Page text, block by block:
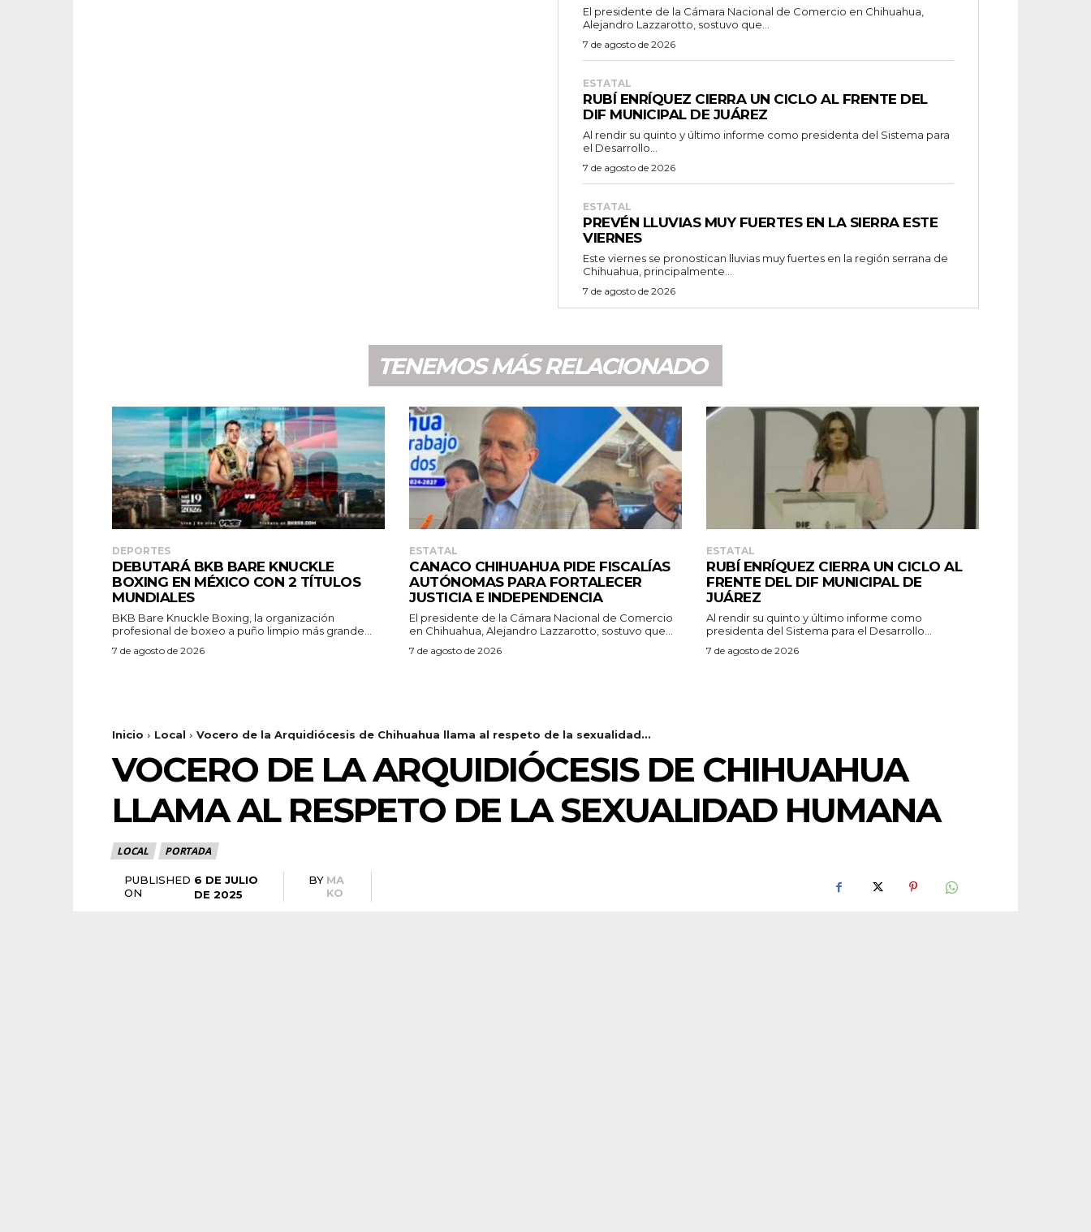
El presidente de la Cámara Nacional de Comercio en Chihuahua,
Alejandro Lazzarotto, sostuvo que...
7 de agosto de 2026
ESTATAL
RUBÍ ENRÍQUEZ CIERRA UN CICLO AL FRENTE DEL
DIF MUNICIPAL DE JUÁREZ
Al rendir su quinto y último informe como presidenta del Sistema para
el Desarrollo...
7 de agosto de 2026
ESTATAL
PREVÉN LLUVIAS MUY FUERTES EN LA SIERRA ESTE
VIERNES
Este viernes se pronostican lluvias muy fuertes en la región serrana de
Chihuahua, principalmente...
7 de agosto de 2026
TENEMOS MÁS RELACIONADO
DEPORTES
DEBUTARÁ BKB BARE KNUCKLE
BOXING EN MÉXICO CON 2 TÍTULOS
MUNDIALES
BKB Bare Knuckle Boxing, la organización
profesional de boxeo a puño limpio más grande...
7 de agosto de 2026
ESTATAL
CANACO CHIHUAHUA PIDE FISCALÍAS
AUTÓNOMAS PARA FORTALECER
JUSTICIA E INDEPENDENCIA
El presidente de la Cámara Nacional de Comercio
en Chihuahua, Alejandro Lazzarotto, sostuvo que...
7 de agosto de 2026
ESTATAL
RUBÍ ENRÍQUEZ CIERRA UN CICLO AL
FRENTE DEL DIF MUNICIPAL DE
JUÁREZ
Al rendir su quinto y último informe como
presidenta del Sistema para el Desarrollo...
7 de agosto de 2026